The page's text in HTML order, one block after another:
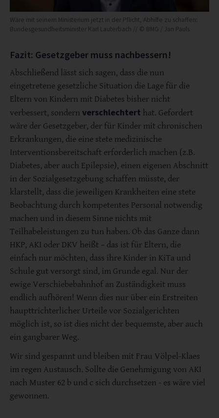
Wäre mit seinem Ministerium jetzt in der Pflicht, Abhilfe zu schaffen:
Bundesgesundheitsminister Karl Lauterbach // © BMG / Jan Pauls
Fazit: Gesetzgeber muss nachbessern!
Abschließend lässt sich sagen, dass die nun
eingetretene gesetzliche Situation die Lage für die
Eltern von Kindern mit Diabetes bisher nicht
verbessert, sondern verschlechtert hat. Gefordert
wäre der Gesetzgeber, der für Kinder mit chronischen
Erkrankungen, die eine stete medizinische
Interventionsbereitschaft erforderlich machen (z.B.
Diabetes, aber auch Epilepsie), einen eigenen Abschnitt
in der Sozialgesetzgebung schaffen müsste, der
klarstellt, dass die jeweiligen Krankheiten eine stete
Beobachtung durch kompetentes Personal notwendig
machen und in diesem Sinne nichts mit
Teilhabeleistungen zu tun haben. Ob das Ganze dann
HKP, AKI oder DKV heißt – das ist für Eltern, die
einfach nur möchten, dass ihre Kinder in KiTa und
Schule gut versorgt sind, im Grunde egal. Nur der
ewige Verschiebebahnhof an Zuständigkeit muss
endlich aufhören! Wenn dies nur über ein Erstreiten
haupttrichterlicher Urteile vor Sozialgerichten
möglich ist, so ist dies nicht der bequemste, aber auch
ein gangbarer Weg.
Wir sind gespannt und bleiben mit Frau Völpel-Klaes
im regen Austausch. Sollte die Genehmigung von AKI
nach Muster 62 b und c sich durchsetzen - es wäre viel
gewonnen.